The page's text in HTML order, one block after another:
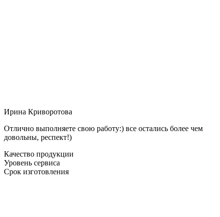
Ирина Криворотова
Отлично выполняете свою работу:) все остались более чем
довольны, респект!)
Качество продукции
Уровень сервиса
Срок изготовления